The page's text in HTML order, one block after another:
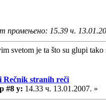
промењено: 15.39 ч.
svetom je ta što su glupi
Rečnik stranih reči
#8 у: 14.33 ч. 13.01.2007. »